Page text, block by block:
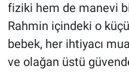
fiziki hem de manevi
Rahmin içindeki o
bebek, her ihtiyacı
ve olağan üstü